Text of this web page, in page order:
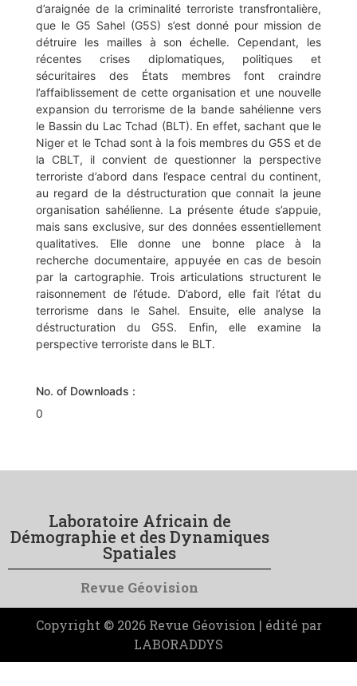
d’araignée de la criminalité terroriste transfrontalière,
que le G5 Sahel (G5S) s’est donné pour mission de
détruire les mailles à son échelle. Cependant, les
récentes crises diplomatiques, politiques et
sécuritaires des États membres font craindre
l’affaiblissement de cette organisation et une nouvelle
expansion du terrorisme de la bande sahélienne vers
le Bassin du Lac Tchad (BLT). En effet, sachant que le
Niger et le Tchad sont à la fois membres du G5S et de
la CBLT, il convient de questionner la perspective
terroriste d’abord dans l’espace central du continent,
au regard de la déstructuration que connait la jeune
organisation sahélienne. La présente étude s’appuie,
mais sans exclusive, sur des données essentiellement
qualitatives. Elle donne une bonne place à la
recherche documentaire, appuyée en cas de besoin
par la cartographie. Trois articulations structurent le
raisonnement de l’étude. D’abord, elle fait l’état du
terrorisme dans le Sahel. Ensuite, elle analyse la
déstructuration du G5S. Enfin, elle examine la
perspective terroriste dans le BLT.
No. of Downloads :
0
Laboratoire Africain de
Démographie et des Dynamiques
Spatiales
Revue Géovision
Copyright © 2026 Revue Géovision | édité par
LABORADDYS